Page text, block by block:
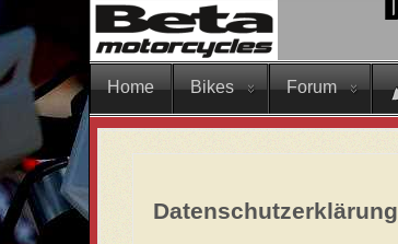
Home Bikes Forum
Datenschutzerklärung